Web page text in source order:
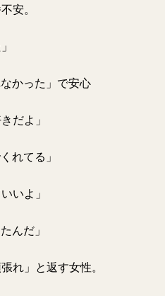
安。
かった」で安心
だよ」
れてる」
いよ」
んだ」
れ」と返す女性。